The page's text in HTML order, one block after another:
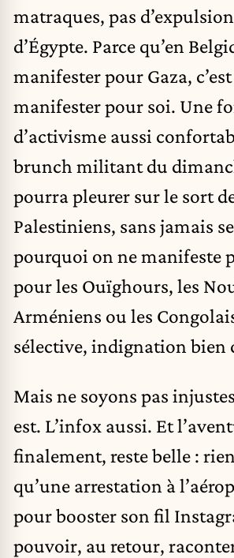
matraques, pas
d’Égypte. Parce qu’en
manifester pour Gaza,
manifester pour soi. Une
d’activisme aussi
brunch militant du
pourra pleurer sur le sort
Palestiniens, sans jamais
pourquoi on ne manifeste
pour les Ouïghours, les
Arméniens ou les
sélective, indignation bien
Mais ne soyons pas
est. L’infox aussi. Et
finalement, reste belle :
qu’une arrestation à
pour booster son fil
pouvoir, au retour,